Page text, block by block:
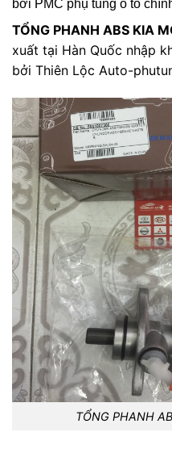
bởi PMC phụ tùng ô tô
TỔNG PHANH ABS KIA
xuất tại Hàn Quốc nhập
bởi Thiên Lộc Auto-
TỔNG PHANH